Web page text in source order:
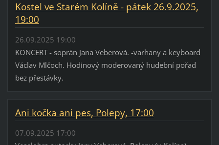
Kostel ve Starém Kolíně - pátek 26.9.2025,
19:00
26.09.2025 19:00
KONCERT - soprán Jana Veberová. -varhany a keyboard
Václav Mlčoch. Hodinový moderovaný hudební pořad
bez přestávky.
Ani kočka ani pes, Polepy, 17:00
07.09.2025 17:00